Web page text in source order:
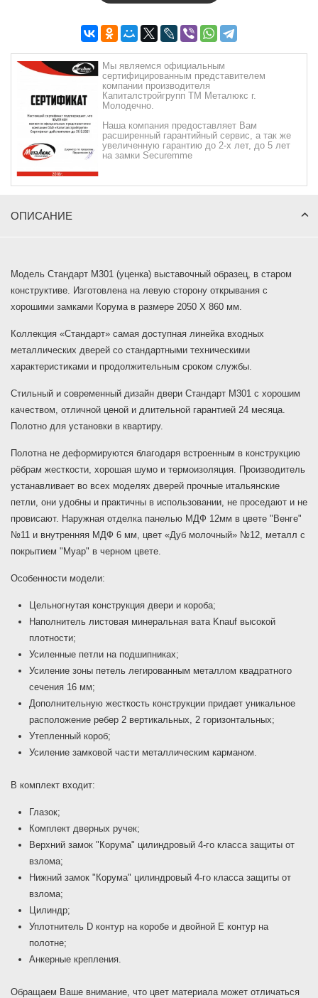
Мы являемся официальным
сертифицированным представителем
компании производителя
Капиталстройгрупп ТМ Металюкс г.
Молодечно.
Наша компания предоставляет Вам
расширенный гарантийный сервис, а так же
увеличенную гарантию до 2-х лет, до 5 лет
на замки Securemme
ОПИСАНИЕ
Модель Стандарт М301 (уценка) выставочный образец, в старом
конструктиве. Изготовлена на левую сторону открывания с
хорошими замками Корума в размере 2050 Х 860 мм.
Коллекция «Стандарт» самая доступная линейка входных
металлических дверей со стандартными техническими
характеристиками и продолжительным сроком службы.
Стильный и современный дизайн двери Стандарт М301 с хорошим
качеством, отличной ценой и длительной гарантией 24 месяца.
Полотно для установки в квартиру.
Полотна не деформируются благодаря встроенным в конструкцию
рёбрам жесткости, хорошая шумо и термоизоляция. Производитель
устанавливает во всех моделях дверей прочные итальянские
петли, они удобны и практичны в использовании, не проседают и не
провисают. Наружная отделка панелью МДФ 12мм в цвете "Венге"
№11 и внутренняя МДФ 6 мм, цвет «Дуб молочный» №12, металл с
покрытием "Муар" в черном цвете.
Особенности модели:
Цельногнутая конструкция двери и короба;
Наполнитель листовая минеральная вата Knauf высокой
плотности;
Усиленные петли на подшипниках;
Усиление зоны петель легированным металлом квадратного
сечения 16 мм;
Дополнительную жесткость конструкции придает уникальное
расположение ребер 2 вертикальных, 2 горизонтальных;
Утепленный короб;
Усиление замковой части металлическим карманом.
В комплект входит:
Глазок;
Комплект дверных ручек;
Верхний замок "Корума" цилиндровый 4-го класса защиты от
взлома;
Нижний замок "Корума" цилиндровый 4-го класса защиты от
взлома;
Цилиндр;
Уплотнитель D контур на коробе и двойной E контур на
полотне;
Анкерные крепления.
Обращаем Ваше внимание, что цвет материала может отличаться